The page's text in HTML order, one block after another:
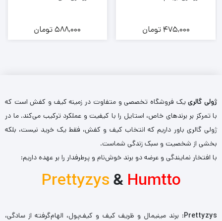
475,000 تومان 588,000تومان
ژولی گالرییک فروشگاه تخصصی و متفاوت در زمینه کیف و کفش است که
با تمرکز بر برندهای خاص، استایل را با کیفیت و عملکرد ترکیب می‌کند. ما در
ژولی گالری باور داریم که انتخاب کیف و کفش، فقط یک خرید نیست، بلکه
بخشی از شخصیت و سبک زندگی شماست.
با افتخار نمایندگی و عرضه دو برند خوش‌نام و پرطرفدار را بر عهده داریم:
Prettyzys& Humtto
Prettyzys: برند مینیمال و ظریف کیف و کیف‌پول، الهام‌گرفته از سادگی،